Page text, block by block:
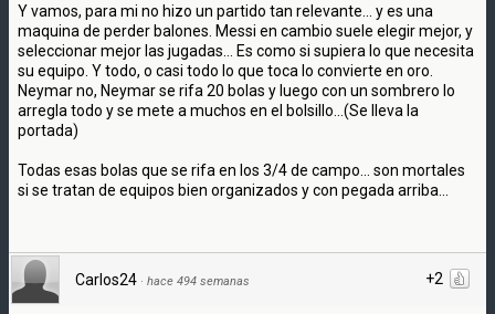
Y vamos, para mi no hizo un partido tan relevante... y es una
maquina de perder balones. Messi en cambio suele elegir mejor, y
seleccionar mejor las jugadas... Es como si supiera lo que necesita
su equipo. Y todo, o casi todo lo que toca lo convierte en oro.
Neymar no, Neymar se rifa 20 bolas y luego con un sombrero lo
arregla todo y se mete a muchos en el bolsillo...(Se lleva la
portada)
Todas esas bolas que se rifa en los 3/4 de campo... son mortales
si se tratan de equipos bien organizados y con pegada arriba...
+2
Carlos24 · hace 494 semanas